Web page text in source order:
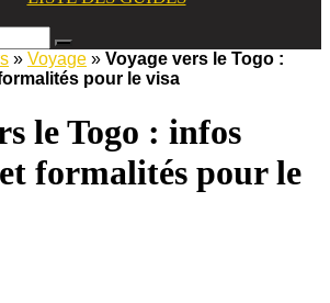
» Voyage » Voyage vers le Togo :
pour le visa
le Togo : infos
formalités pour le